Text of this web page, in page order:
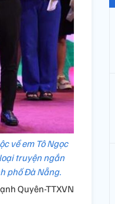
về em Tô Ngọc
truyện ngắn
phố Đà Nẵng.
Quyên-TTXVN